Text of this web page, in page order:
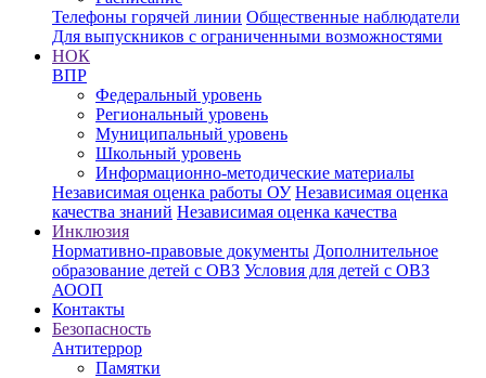
Телефоны горячей линии Общественные наблюдатели
Для выпускников с ограниченными возможностями
НОК
ВПР
Федеральный уровень
Региональный уровень
Муниципальный уровень
Школьный уровень
Информационно-методические материалы
Независимая оценка работы ОУ Независимая оценка
качества знаний Независимая оценка качества
Инклюзия
Нормативно-правовые документы Дополнительное
образование детей с ОВЗ Условия для детей с ОВЗ
АООП
Контакты
Безопасность
Антитеррор
Памятки